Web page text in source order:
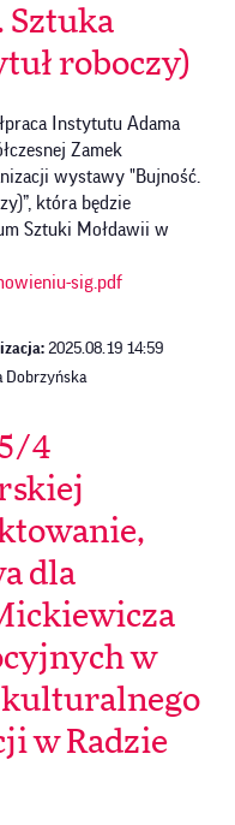
Sztuka
roboczy)
Instytutu Adama
Zamek
wystawy "Bujność.
która będzie
Sztuki Mołdawii w
sig.pdf
2025.08.19 14:59
Dobrzyńska
4
dla
w
w Radzie